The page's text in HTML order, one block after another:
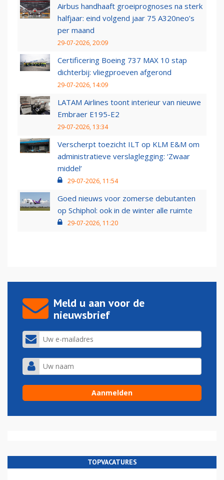
Airbus handhaaft groeiprognoses na sterk
halfjaar: eind volgend jaar 75 A320neo’s
per maand
29-07-2026, 20:09
Certificering Boeing 737 MAX 10 stap
dichterbij: vliegproeven afgerond
29-07-2026, 14:09
LATAM Airlines toont interieur van nieuwe
Embraer E195-E2
29-07-2026, 13:34
Verscherpt toezicht ILT op KLM E&M om
administratieve verslaglegging: ‘Zwaar
middel’
29-07-2026, 11:54
Goed nieuws voor zomerse debutanten
op Schiphol: ook in de winter alle ruimte
29-07-2026, 11:20
Meld u aan voor de
nieuwsbrief
TOPVACATURES